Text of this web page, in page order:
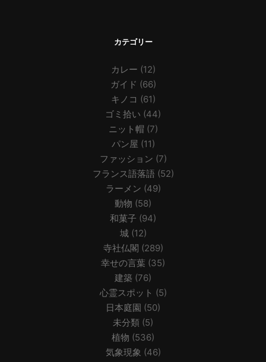
カテゴリー
カレー (12)
ガイド (66)
キノコ (61)
ゴミ拾い (44)
ニット帽 (7)
パン屋 (11)
ファッション (7)
フランス語落語 (52)
ラーメン (49)
動物 (58)
和菓子 (94)
城(12)
寺社仏閣 (289)
幸せの言葉 (35)
建築 (76)
心霊スポット (5)
日本庭園 (50)
未分類 (5)
植物 (536)
気象現象 (46)